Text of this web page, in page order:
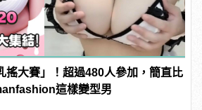
搖大賽」！超過480人參加，簡直比
這樣變型男